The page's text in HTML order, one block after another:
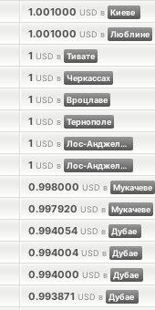
1.001000 USD в Киеве
1.001000 USD в Люблине
1 USD в Тивате
1 USD в Черкассах
1 USD в Вроцлаве
1 USD в Тернополе
1 USD в Лос-Анджелесе
1 USD в Лос-Анджелесе
0.998000 USD в Мукачеве
0.997920 USD в Мукачеве
0.994054 USD в Дубае
0.994004 USD в Дубае
0.994000 USD в Дубае
0.993871 USD в Дубае